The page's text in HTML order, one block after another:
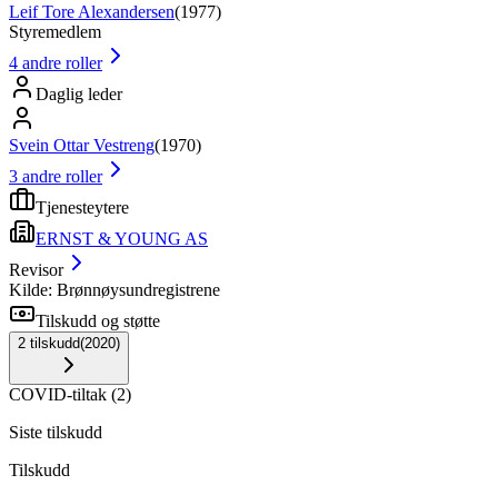
Leif Tore Alexandersen(1977)
Styremedlem
4 andre roller
Daglig leder
Svein Ottar Vestreng(1970)
3 andre roller
Tjenesteytere
ERNST & YOUNG AS
Revisor
Kilde: Brønnøysundregistrene
Tilskudd og støtte
2 tilskudd(2020)
COVID-tiltak (2)
Siste tilskudd
Tilskudd